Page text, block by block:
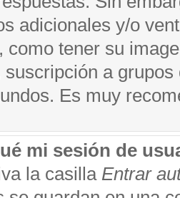
adicionales y/o
como tener su
suscripción a
Es muy
mi sesión de
la casilla Entrar